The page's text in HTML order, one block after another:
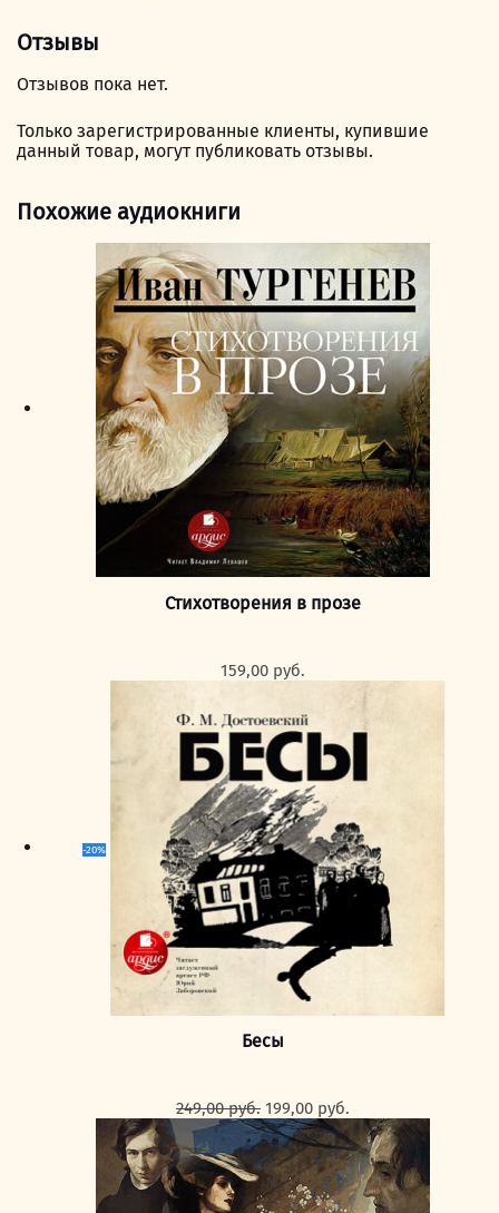
Отзывы
Отзывов пока нет.
Только зарегистрированные клиенты, купившие
данный товар, могут публиковать отзывы.
Похожие аудиокниги
Стихотворения в прозе
159,00 руб.
-20%
Бесы
249,00руб. Первоначальная
цена
составляла
249,00 руб..
199,00 руб.
цена:
199,00 руб..